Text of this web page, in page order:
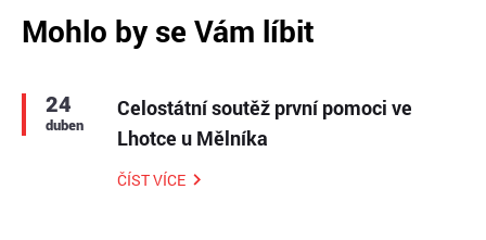
Mohlo by se Vám líbit
24
duben
Celostátní soutěž první pomoci ve
Lhotce u Mělníka
ČÍST VÍCE